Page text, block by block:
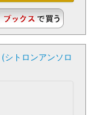
トロンアンソロ